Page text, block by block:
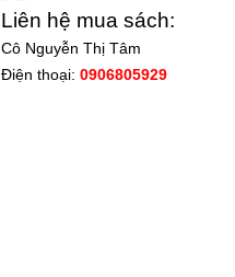
Liên hệ mua sách:
Cô Nguyễn Thị Tâm
Điện thoại: 0906805929